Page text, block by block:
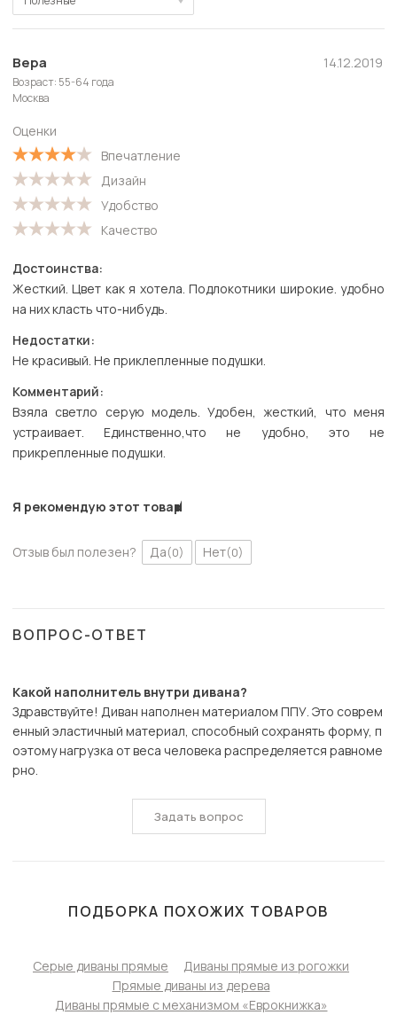
Полезные
Новые
Старые
С низкой оценкой
Вера
Возраст: 55-64 года
Москва
Оценки
Впечатление
Дизайн
Удобство
Качество
14.12.2019
Достоинства:
Жесткий. Цвет как я хотела. Подлокотники широкие. удобно
на них класть что-нибудь.
Недостатки:
Не красивый. Не приклепленные подушки.
Комментарий:
Взяла светло серую модель. Удобен, жесткий, что меня
устраивает. Единственно,что не удобно, это не
прикрепленные подушки.
Я рекомендую этот товар
Отзыв был полезен? Да(0) Нет(0)
ВОПРОС-ОТВЕТ
Какой наполнитель внутри дивана?
Здравствуйте! Диван наполнен материалом ППУ. Это соврем
енный эластичный материал, способный сохранять форму, п
оэтому нагрузка от веса человека распределяется равноме
рно.
Задать вопрос
ПОДБОРКА ПОХОЖИХ ТОВАРОВ
Серые диваны прямые
Диваны прямые из рогожки
Прямые диваны из дерева
Диваны прямые с механизмом «Еврокнижка»